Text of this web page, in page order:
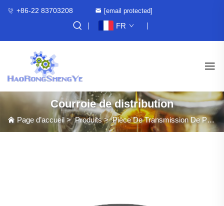
+86-22 83703208 [email protected]
FR
Courroie de distribution
Page d’accueil >Produits>Pièce De Transmission De Puissance